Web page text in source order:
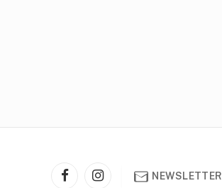
FacebookInstagram
NEWSLETTER